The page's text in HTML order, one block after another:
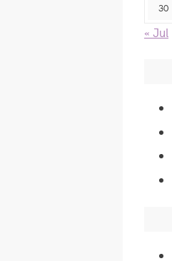
30
« Jul